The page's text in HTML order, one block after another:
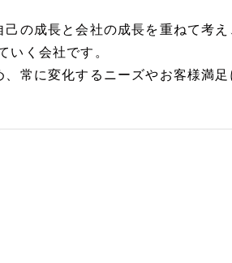
の成長と会社の成長を重ねて考
いく会社です。
常に変化するニーズやお客様満